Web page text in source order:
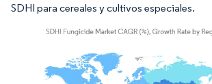
SDHI para cereales y cultivos especiales.